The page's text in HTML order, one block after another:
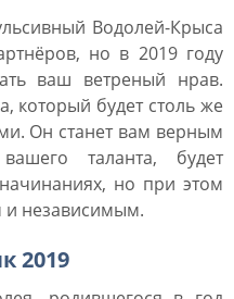
Водолей-Крыса
но в 2019 году
ваш ветреный нрав.
который будет столь же
Он станет вам верным
таланта, будет
но при этом
и независимым.
2019